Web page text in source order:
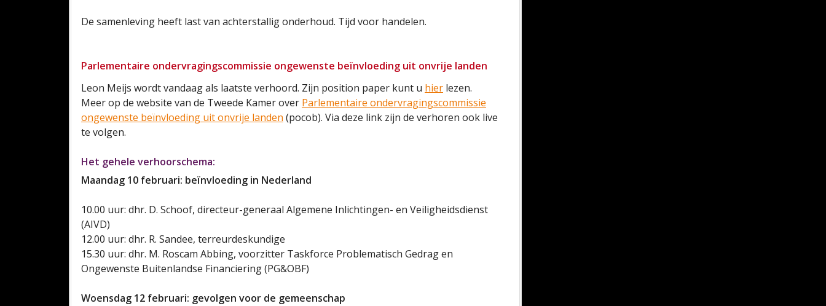
De samenleving heeft last van achterstallig onderhoud. Tijd voor handelen.
Parlementaire ondervragingscommissie ongewenste beïnvloeding uit onvrije landen​
Leon Meijs wordt vandaag als laatste verhoord. Zijn position paper kunt u hier lezen.
Meer op de website van de Tweede Kamer over Parlementaire ondervragingscommissie
ongewenste beïnvloeding uit onvrije landen​ (pocob). Via deze link zijn de verhoren ook live
te volgen.
Het gehele verhoorschema:
Maandag 10 februari: beïnvloeding in Nederland
10.00 uur: dhr. D. Schoof, directeur-generaal Algemene Inlichtingen- en Veiligheidsdienst
(AIVD)
12.00 uur: dhr. R. Sandee, terreurdeskundige
15.30 uur: dhr. M. Roscam Abbing, voorzitter Taskforce Problematisch Gedrag en
Ongewenste Buitenlandse Financiering (PG&OBF)
Woensdag 12 februari: gevolgen voor de gemeenschap